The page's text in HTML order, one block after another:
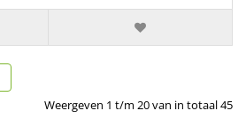
Weergeven 1 t/m 20 van in totaal 45